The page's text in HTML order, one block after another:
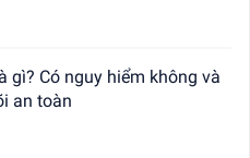
gì? Có nguy hiểm không và
an toàn